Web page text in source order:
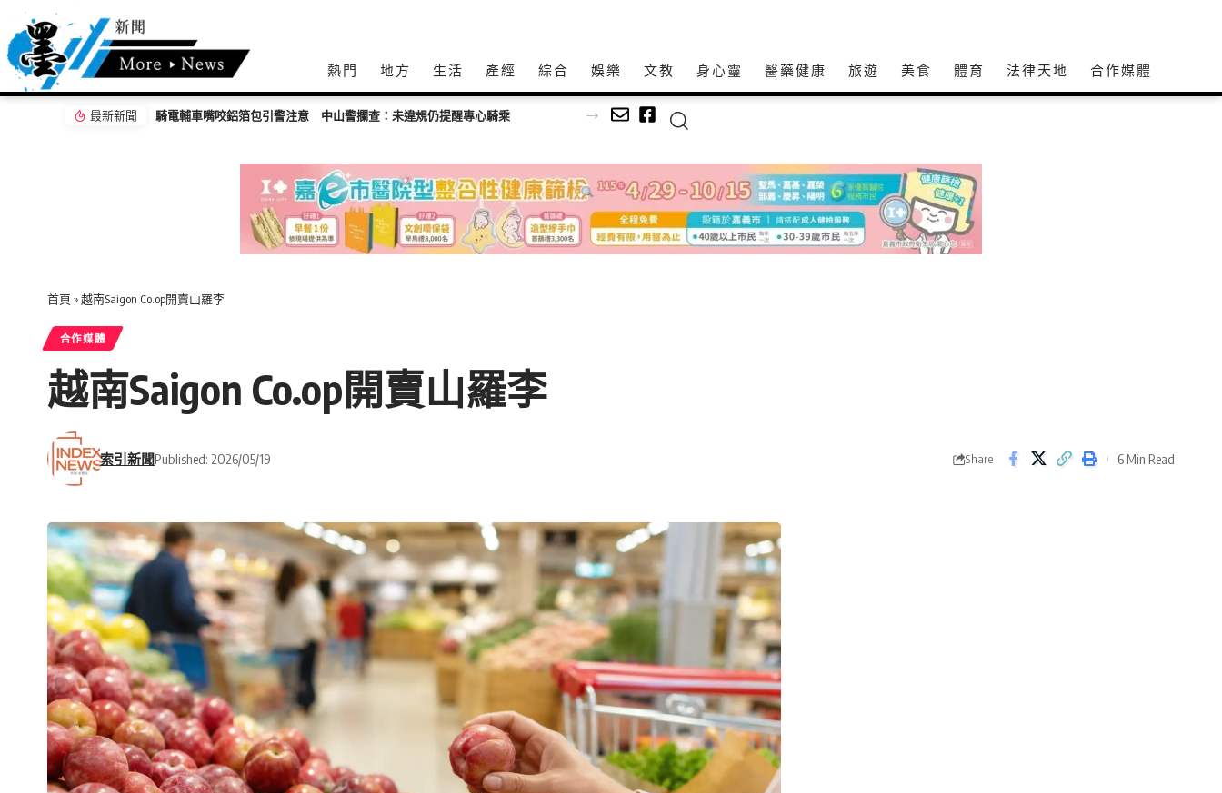
熱門 地方 生活 產經 綜合 娛樂 文教 身心𩆜 醫藥健康 旅遊 美食 體育 法律天地 合作媒體
最新新聞 騎電輔車嘴咬鋁箔包引警注意 中山警攔查：未違規仍提醒專心騎乘
首頁 »越南Saigon Co.op開賣山羅李
合作媒體
越南Saigon Co.op開賣山羅李
索引新聞Published: 2026/05/19 Share 6 Min Read